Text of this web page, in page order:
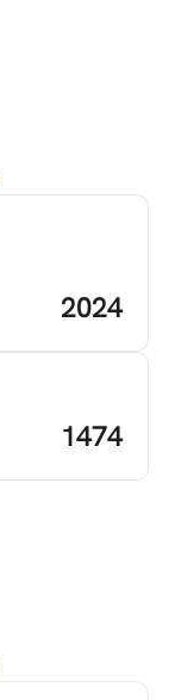
2024
1474